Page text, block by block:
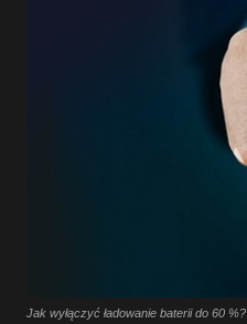
Jak wyłączyć ładowanie baterii do 60 %?